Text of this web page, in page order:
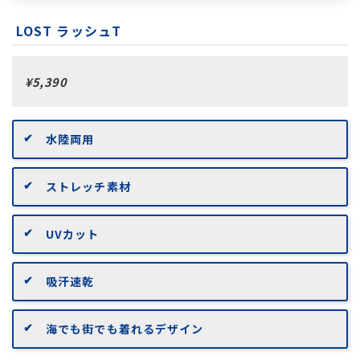
LOST ラッシュT
¥5,390
水陸両用
ストレッチ素材
UVカット
吸汗速乾
海でも街でも着れるデザイン